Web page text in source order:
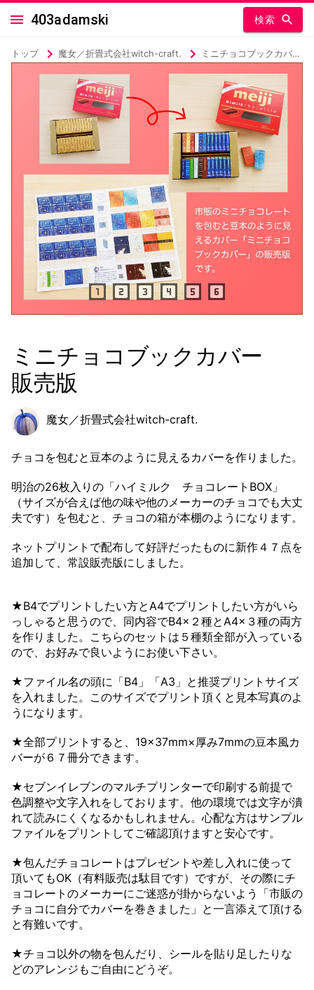
403adamski 検索
トップ 魔女／折畳式会社witch-craft. ミニチョコブックカバー 販売版
ミニチョコブックカバー
販売版
魔女／折畳式会社witch-craft.
チョコを包むと豆本のように見えるカバーを作りました。
明治の26枚入りの「ハイミルク チョコレートBOX」
（サイズが合えば他の味や他のメーカーのチョコでも大丈
夫です）を包むと、チョコの箱が本棚のようになります。
ネットプリントで配布して好評だったものに新作４７点を
追加して、常設販売版にしました。
★B4でプリントしたい方とA4でプリントしたい方がいら
っしゃると思うので、同内容でB4×２種とA4×３種の両方
を作りました。こちらのセットは５種類全部が入っている
ので、お好みで良いようにお使い下さい。
★ファイル名の頭に「B4」「A3」と推奨プリントサイズ
を入れました。このサイズでプリント頂くと見本写真のよ
うになります。
★全部プリントすると、19×37mm×厚み7mmの豆本風カ
バーが６７冊分できます。
★セブンイレブンのマルチプリンターで印刷する前提で
色調整や文字入れをしております。他の環境では文字が潰
れて読みにくくなるかもしれません。心配な方はサンプル
ファイルをプリントしてご確認頂けますと安心です。
★包んだチョコレートはプレゼントや差し入れに使って
頂いてもOK（有料販売は駄目です）ですが、その際にチ
ョコレートのメーカーにご迷惑が掛からないよう「市販の
チョコに自分でカバーを巻きました」と一言添えて頂ける
と有難いです。
★チョコ以外の物を包んだり、シールを貼り足したりな
どのアレンジもご自由にどうぞ。